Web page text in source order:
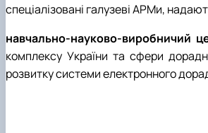
спеціалізовані галузеві АРМи,
навчально-науково-виробничий
комплексу України та сфери
розвитку системи електронного